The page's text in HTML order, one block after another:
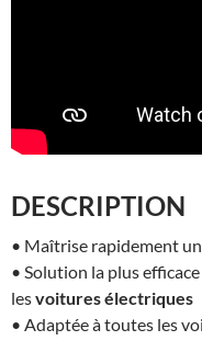
DESCRIPTION
• Maîtrise rapidement
• Solution la plus
lesvoitures électriques
• Adaptée à toutes les